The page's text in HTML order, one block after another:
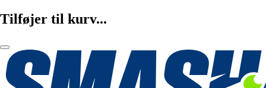
Tilføjer til kurv...